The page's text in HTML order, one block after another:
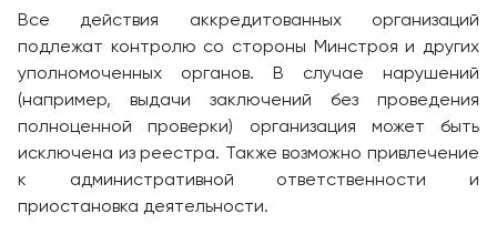
Все действия аккредитованных организаций
подлежат контролю со стороны Минстроя и других
уполномоченных органов. В случае нарушений
(например, выдачи заключений без проведения
полноценной проверки) организация может быть
исключена из реестра. Также возможно привлечение
к административной ответственности и
приостановка деятельности.